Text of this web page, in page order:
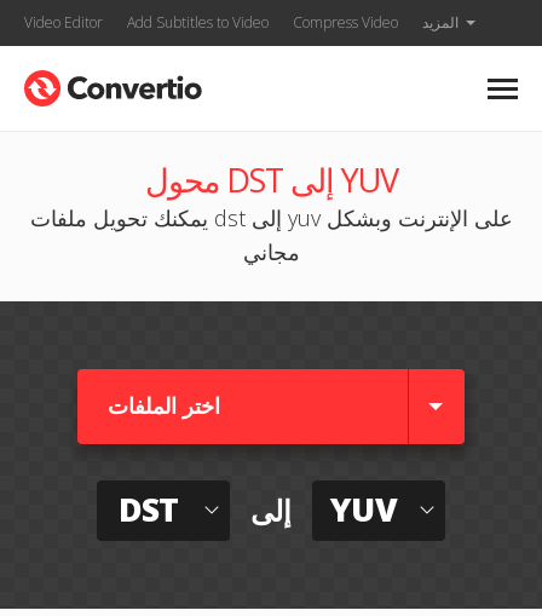
Video Editor Add Subtitles to Video Compress Video المزيد
محول DST إلى YUV
يمكنك تحويل ملفات dst إلى yuv على الإنترنت وبشكل
مجاني
اختر الملفات
DST إلى YUV